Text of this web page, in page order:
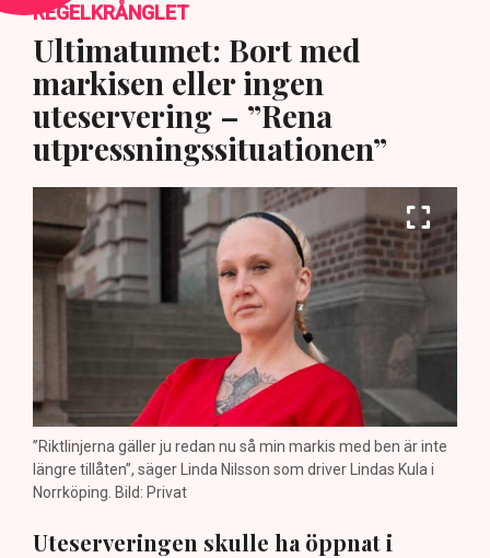
REGELKRÅNGLET
Ultimatumet: Bort med
markisen eller ingen
uteservering – ”Rena
utpressningssituationen”
”Riktlinjerna gäller ju redan nu så min markis med ben är inte
längre tillåten”, säger Linda Nilsson som driver Lindas Kula i
Norrköping. Bild: Privat
Uteserveringen skulle ha öppnat i